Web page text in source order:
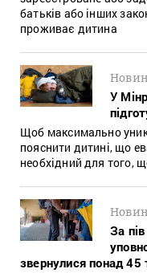
батьків або інших
проживає дитина
У
Щоб максимально
пояснити дитині, що
необхідний для того,
За
звернулися понад 45